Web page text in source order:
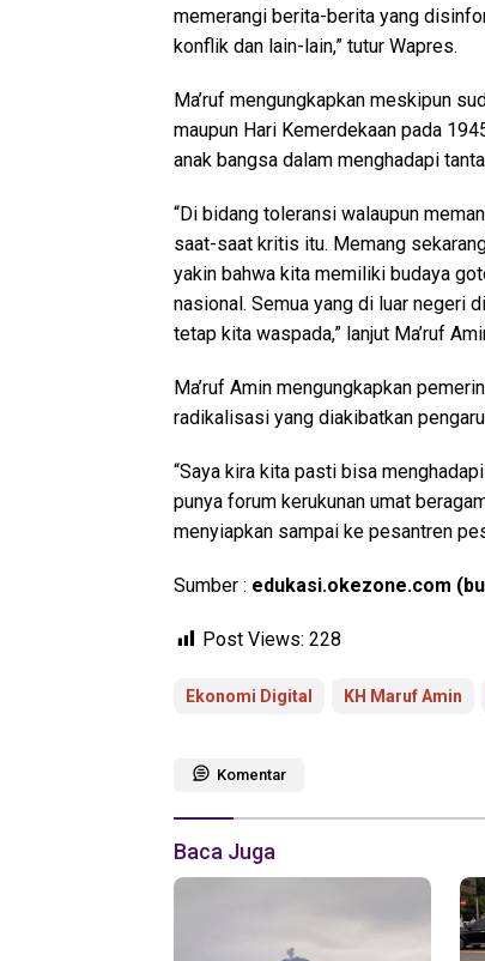
memerangi berita-berita yang
konflik dan lain-lain,” tutur Wapres.
Ma’ruf mengungkapkan meskipun
maupun Hari Kemerdekaan pada
anak bangsa dalam menghadapi
“Di bidang toleransi walaupun
saat-saat kritis itu. Memang
yakin bahwa kita memiliki budaya
nasional. Semua yang di luar negeri
tetap kita waspada,” lanjut Ma’ruf
Ma’ruf Amin mengungkapkan
radikalisasi yang diakibatkan
“Saya kira kita pasti bisa
punya forum kerukunan umat
menyiapkan sampai ke pesantren
Sumber : edukasi.okezone.com
Post Views: 228
Ekonomi Digital KH Maruf Amin
Komentar
Baca Juga